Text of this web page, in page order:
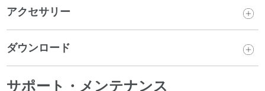
アクセサリー
ダウンロード
サポート・メンテナンス